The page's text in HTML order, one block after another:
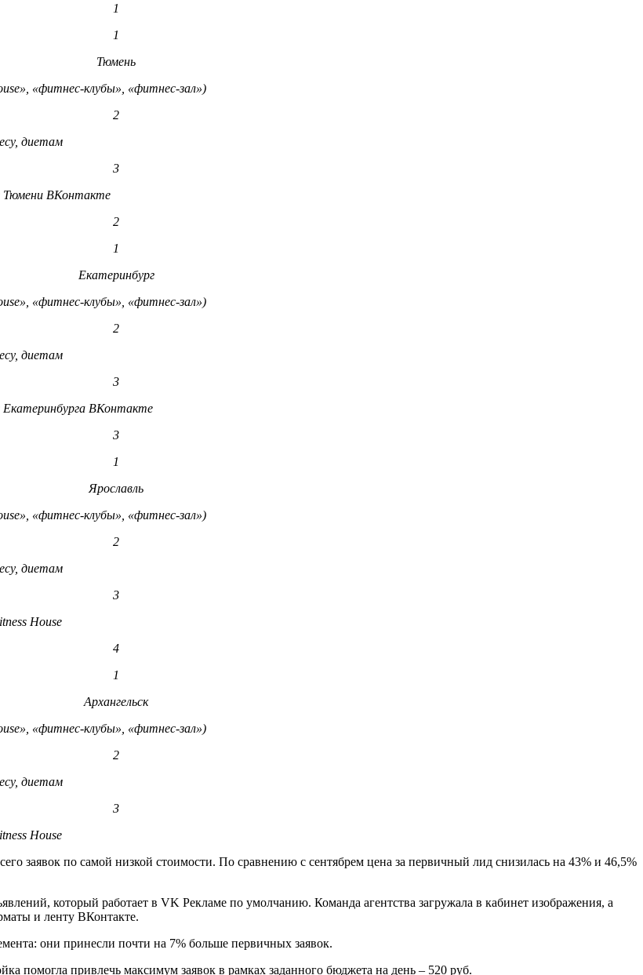
1
1
Тюмень
«фитнес-клубы», «фитнес-зал»)
2
диетам
3
Тюмени ВКонтакте
2
1
Екатеринбург
«фитнес-клубы», «фитнес-зал»)
2
диетам
3
ВКонтакте
3
1
Ярославль
«фитнес-клубы», «фитнес-зал»)
2
диетам
3
House
4
1
Архангельск
«фитнес-клубы», «фитнес-зал»)
2
диетам
3
House
заявок по самой низкой стоимости. По сравнению с сентябрем цена за первичный лид снизилась на 43% и 46,5%
который работает в VK Рекламе по умолчанию. Команда агентства загружала в кабинет изображения, а
и ленту ВКонтакте.
они принесли почти на 7% больше первичных заявок.
помогла привлечь максимум заявок в рамках заданного бюджета на день – 520 руб.